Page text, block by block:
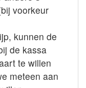
voorkeur
kunnen de
de kassa
te willen
meteen aan